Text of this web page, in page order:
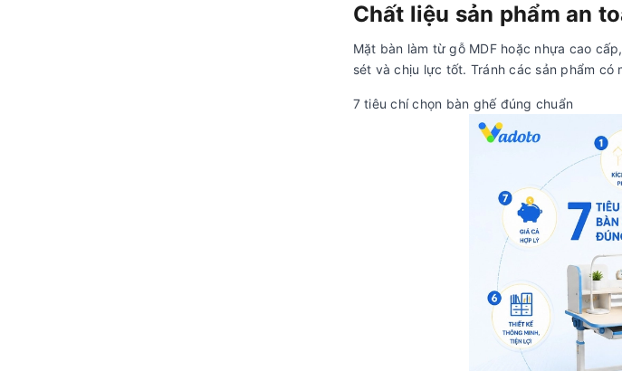
Chất liệu sản phẩm an
Mặt bàn làm từ gỗ MDF hoặc nhựa cao
sét và chịu lực tốt. Tránh các sản phẩm
7 tiêu chí chọn bàn ghế đúng chuẩn